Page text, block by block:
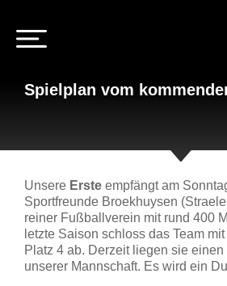
Spielplan vom
Unsere Erste empfängt am
Sportfreunde Broekhuysen
reiner Fußballverein mit rund 400
letzte Saison schloss das Team
Platz 4 ab. Derzeit liegen sie
unserer Mannschaft. Es wird ein